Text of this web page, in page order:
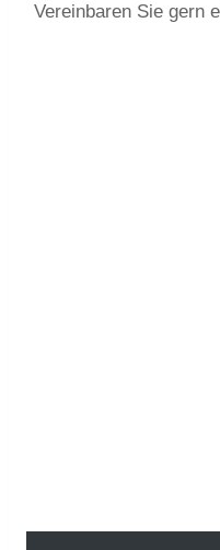
Vereinbaren Sie gern